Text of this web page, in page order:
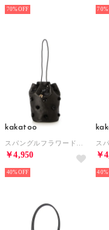
70% 70%
kakatoo
￥4,950
40%
￥
40%